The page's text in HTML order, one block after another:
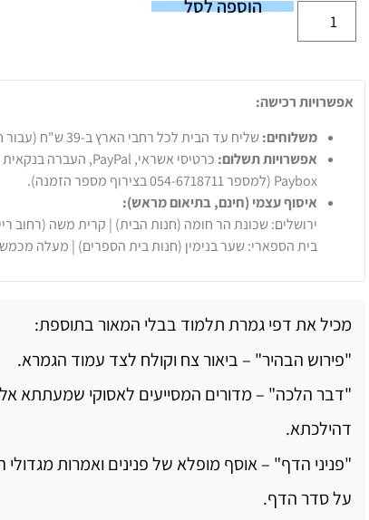
הוספה לסל
אפשרויות רכישה:
משלוחים:שליח עד הבית לכל רחבי הארץ ב-39 ש"ח (עבור חבילות עד 20 ק"ג).
אפשרויות תשלום:
Paybox (למספר 054-6718711 בצירוף מספר הזמנה).
איסוף עצמי (חינם, בתיאום מראש):
ירושלים: שכונת הר חומה (חנות הבית) | קרית משה (רחוב ריינס
בית הספארי: שער בנימין (חנות בית הספרים) | מעלה
מכיל את דפי גמרת תלמוד בבלי המאור בתוספת:
"פירוש הבהיר" – ביאור צח וקולח לצד עמוד הגמרא.
"דבר הלכה" – מדורים המסייעים לאסוקי שמעתתא
דהילכתא.
"פניני הדף" – אוסף מופלא של פנינים ואמרות מגדולי
על סדר הדף.